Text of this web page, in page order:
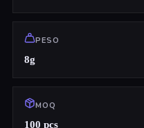
PESO
8g
MOQ
100 pcs